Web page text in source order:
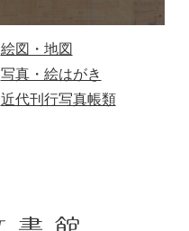
絵図・地図
写真・絵はがき
近代刊行写真帳類